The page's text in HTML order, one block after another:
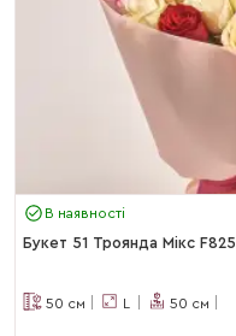
В наявності
Букет 51 Троянда Мікс F825
50 см L 50 см